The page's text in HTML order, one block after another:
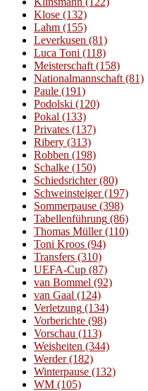
Klose (132)
Lahm (155)
Leverkusen (81)
Luca Toni (118)
Meisterschaft (158)
Nationalmannschaft (81)
Paule (191)
Podolski (120)
Pokal (133)
Privates (137)
Ribery (313)
Robben (198)
Schalke (150)
Schiedsrichter(80)
Schweinsteiger(197)
Sommerpause (398)
Tabellenführung (86)
Thomas Müller(110)
Toni Kroos (94)
Transfers (310)
UEFA-Cup (87)
van Bommel (92)
van Gaal (124)
Verletzung (134)
Vorberichte (98)
Vorschau (113)
Weisheiten (344)
Werder(182)
Winterpause (132)
WM (105)